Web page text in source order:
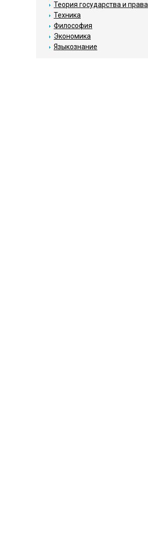
Теория государства и права
Техника
Философия
Экономика
Языкознание